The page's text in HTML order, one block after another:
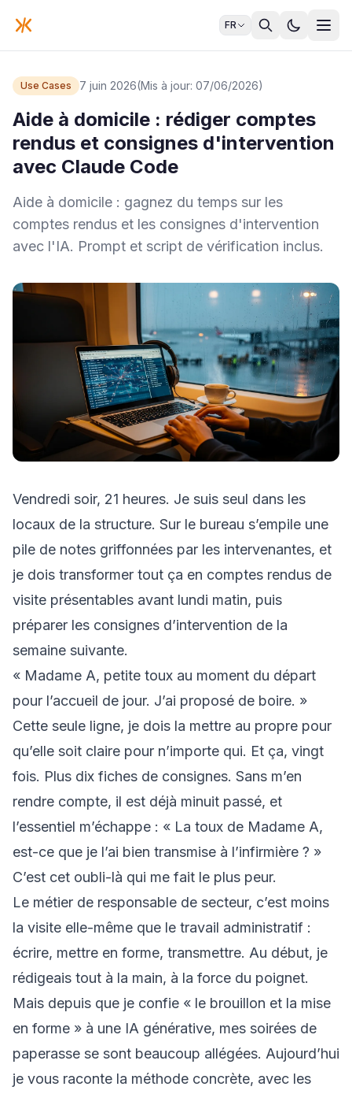
FR
Use Cases 7 juin 2026(Mis à jour: 07/06/2026)
Aide à domicile : rédiger comptes
rendus et consignes d'intervention
avec Claude Code
Aide à domicile : gagnez du temps sur les
comptes rendus et les consignes d'intervention
avec l'IA. Prompt et script de vérification inclus.
Vendredi soir, 21 heures. Je suis seul dans les
locaux de la structure. Sur le bureau s’empile une
pile de notes griffonnées par les intervenantes, et
je dois transformer tout ça en comptes rendus de
visite présentables avant lundi matin, puis
préparer les consignes d’intervention de la
semaine suivante.
« Madame A, petite toux au moment du départ
pour l’accueil de jour. J’ai proposé de boire. »
Cette seule ligne, je dois la mettre au propre pour
qu’elle soit claire pour n’importe qui. Et ça, vingt
fois. Plus dix fiches de consignes. Sans m’en
rendre compte, il est déjà minuit passé, et
l’essentiel m’échappe : « La toux de Madame A,
est-ce que je l’ai bien transmise à l’infirmière ? »
C’est cet oubli-là qui me fait le plus peur.
Le métier de responsable de secteur, c’est moins
la visite elle-même que le travail administratif :
écrire, mettre en forme, transmettre. Au début, je
rédigeais tout à la main, à la force du poignet.
Mais depuis que je confie « le brouillon et la mise
en forme » à une IA générative, mes soirées de
paperasse se sont beaucoup allégées. Aujourd’hui
je vous raconte la méthode concrète, avec les